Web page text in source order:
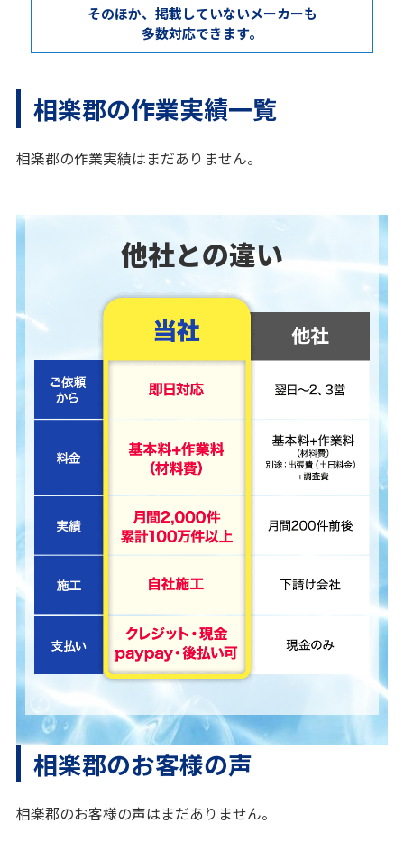
そのほか、掲載していないメーカーも
多数対応できます。
相楽郡の作業実績一覧
相楽郡の作業実績はまだありません。
他社との違い
相楽郡のお客様の声
相楽郡のお客様の声はまだありません。